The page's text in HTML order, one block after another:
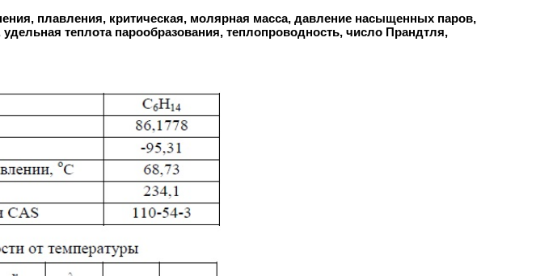
плавления, критическая, молярная масса, давление насыщенных паров,
теплота парообразования, теплопроводность, число Прандтля,